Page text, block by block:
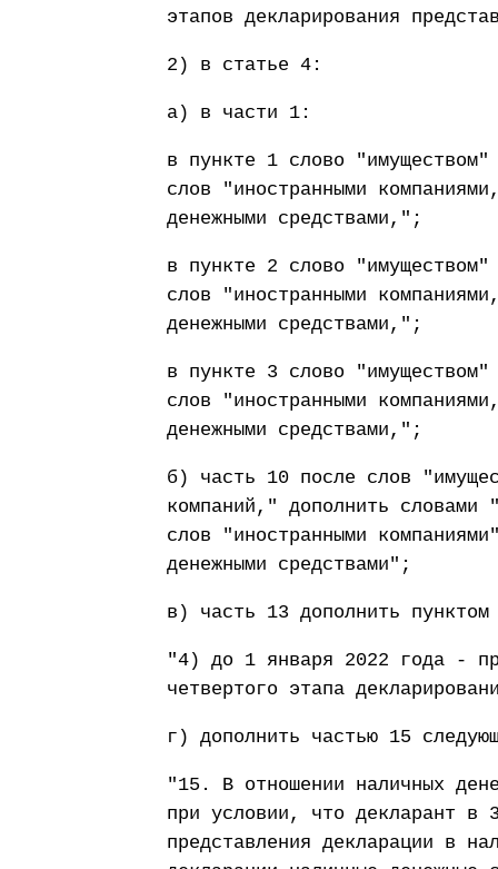
этапов декларирования
2) в статье 4:
а) в части 1:
в пункте 1 слово
слов "иностранными
денежными средствами,";
в пункте 2 слово
слов "иностранными
денежными средствами,";
в пункте 3 слово
слов "иностранными
денежными средствами,";
б) часть 10 после слов
компаний," дополнить словами
слов "иностранными
денежными средствами";
в) часть 13 дополнить
"4) до 1 января 2022 года -
четвертого этапа
г) дополнить частью 15
"15. В отношении наличных
при условии, что декларант в
представления декларации в